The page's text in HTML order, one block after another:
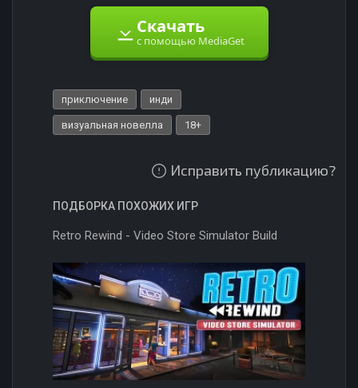
Скачать
с помощью MediaGet
приключение инди
визуальная новелла 18+
Исправить публикацию?
ПОДБОРКА ПОХОЖИХ ИГР
Retro Rewind - Video Store Simulator Build